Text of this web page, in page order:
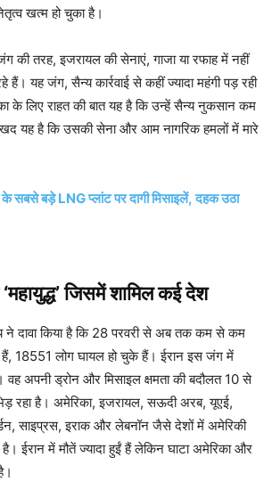
खत्म हो चुका है।
की तरह, इजरायल की सेनाएं, गाजा या रफाह में नहीं
हैं। यह जंग, सैन्य कार्रवाई से कहीं ज्यादा महंगी पड़ रही
के लिए राहत की बात यह है कि उन्हें सैन्य नुकसान कम
यह है कि उसकी सेना और आम नागरिक हमलों में मारे
के सबसे बड़े LNG प्लांट पर दागी मिसाइलें, दहक उठा
जिसमें शामिल कई देश
ने दावा किया है कि 28 परवरी से अब तक कम से कम
18551 लोग घायल हो चुके हैं। ईरान इस जंग में
वह अपनी ड्रोन और मिसाइल क्षमता की बदौलत 10 से
रहा है। अमेरिका, इजरायल, सऊदी अरब, यूएई,
साइप्रस, इराक और लेबनॉन जैसे देशों में अमेरिकी
है। ईरान में मौतें ज्यादा हुईं हैं लेकिन घाटा अमेरिका और